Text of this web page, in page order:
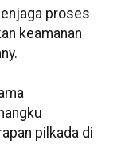
proses
keamanan
pilkada di